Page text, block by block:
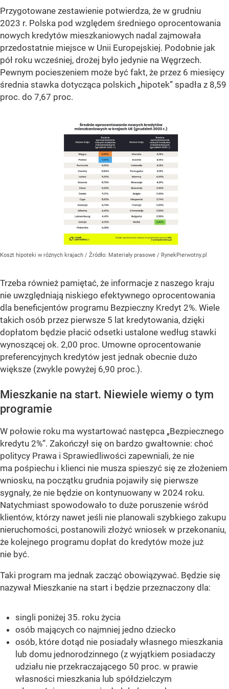
Przygotowane zestawienie potwierdza, że w grudniu
2023 r. Polska pod względem średniego oprocentowania
nowych kredytów mieszkaniowych nadal zajmowała
przedostatnie miejsce w Unii Europejskiej. Podobnie jak
pół roku wcześniej, drożej było jedynie na Węgrzech.
Pewnym pocieszeniem może być fakt, że przez 6 miesięcy
średnia stawka dotycząca polskich „hipotek” spadła z 8,59
proc. do 7,67 proc.
Koszt hipoteki w różnych krajach / Źródło: Materiały prasowe / RynekPierwotny.pl
Trzeba również pamiętać, że informacje z naszego kraju
nie uwzględniają niskiego efektywnego oprocentowania
dla beneficjentów programu Bezpieczny Kredyt 2%. Wiele
takich osób przez pierwsze 5 lat kredytowania, dzięki
dopłatom będzie płacić odsetki ustalone według stawki
wynoszącej ok. 2,00 proc. Umowne oprocentowanie
preferencyjnych kredytów jest jednak obecnie dużo
większe (zwykle powyżej 6,90 proc.).
Mieszkanie na start. Niewiele wiemy o tym
programie
W połowie roku ma wystartować następca „Bezpiecznego
kredytu 2%”. Zakończył się on bardzo gwałtownie: choć
politycy Prawa i Sprawiedliwości zapewniali, że nie
ma pośpiechu i klienci nie musza spieszyć się ze złożeniem
wniosku, na początku grudnia pojawiły się pierwsze
sygnały, że nie będzie on kontynuowany w 2024 roku.
Natychmiast spowodowało to duże poruszenie wśród
klientów, którzy nawet jeśli nie planowali szybkiego zakupu
nieruchomości, postanowili złożyć wniosek w przekonaniu,
że kolejnego programu dopłat do kredytów może już
nie być.
Taki program ma jednak zacząć obowiązywać. Będzie się
nazywał Mieszkanie na start i będzie przeznaczony dla:
singli poniżej 35. roku życia
osób mających co najmniej jedno dziecko
osób, które dotąd nie posiadały własnego mieszkania
lub domu jednorodzinnego (z wyjątkiem posiadaczy
udziału nie przekraczającego 50 proc. w prawie
własności mieszkania lub spółdzielczym